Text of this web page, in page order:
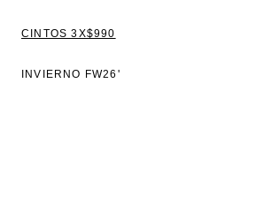
CINTOS 3X$990
INVIERNO FW26'